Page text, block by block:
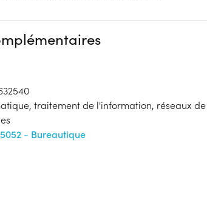
traitement de l'information, réseaux de
- Bureautique